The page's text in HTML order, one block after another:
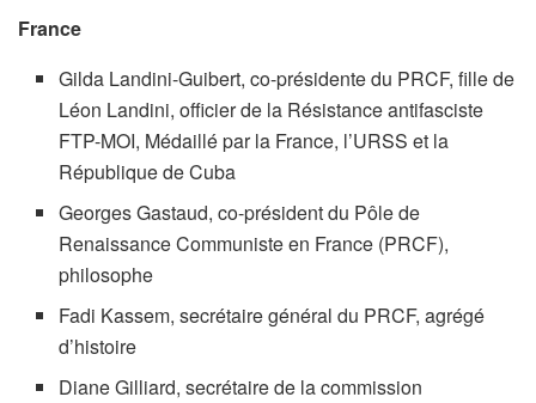
France
Gilda Landini-Guibert, co-présidente du PRCF, fille de
Léon Landini, officier de la Résistance antifasciste
FTP-MOI, Médaillé par la France, l’URSS et la
République de Cuba
Georges Gastaud, co-président du Pôle de
Renaissance Communiste en France (PRCF),
philosophe
Fadi Kassem, secrétaire général du PRCF, agrégé
d’histoire
Diane Gilliard, secrétaire de la commission